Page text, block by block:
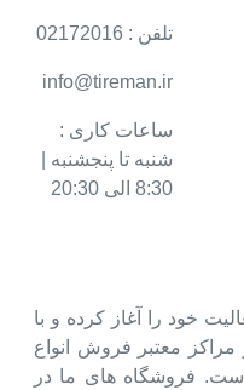
تایر ما از سال ۱۳۶۵ فعالیت خود را آغاز کرده و با
معتبر فروش انواع
است. فروشگاه های ما در
تلفن : 02172016
info@tireman.ir
ساعات کاری :
شنبه تا پنجشنبه |
8:30 الی 20:30